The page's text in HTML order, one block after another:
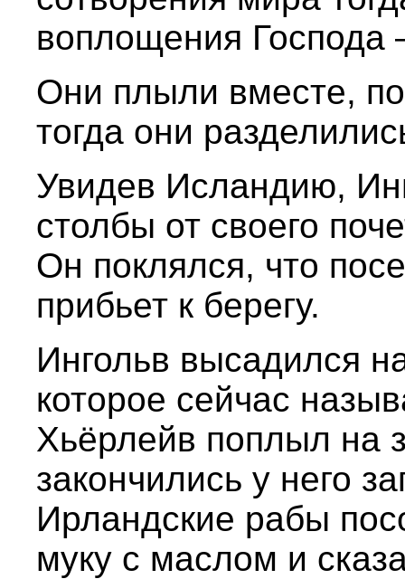
воплощения Господа
Они плыли вместе,
тогда они
Увидев Исландию,
столбы от своего
Он поклялся, что
прибьет к берегу.
Ингольв высадился
которое сейчас
Хьёрлейв поплыл на
закончились у него
Ирландские рабы
муку с маслом и